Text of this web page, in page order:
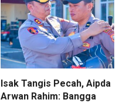
Isak Tangis Pecah, Aipda
Arwan Rahim: Bangga